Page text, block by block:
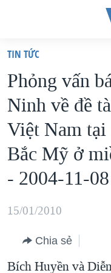
truy
cập
Tới
nội
dung
chính
Tới
hướng
chính
VIỆT NAM
HOA KỲ
BIỂN ĐÔNG
THẾ GIỚI
BLOG
MỤC
TỰ DO BÁO CHÍ
VẠCH TRẦN TIN GIẢ
CHUYÊN ĐỀ
CHIẾN TRANH
HỌC TIẾNG ANH
TIN TỨC
Phỏng vấn
Ninh về đề
Việt Nam
Bắc Mỹ ở
- 2004-11-08
15/01/2010
Chia sẻ
Bích Huyền và